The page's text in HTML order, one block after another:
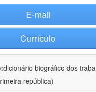
E-mail
Currículo
dicionário biográfico dos
república)